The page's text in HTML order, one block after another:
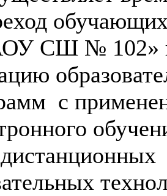
СШ № 102»
с
дистанционных